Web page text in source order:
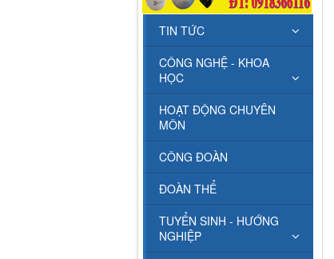
TIN TỨC
CÔNG NGHỆ - KHOA
HỌC
HOẠT ĐỘNG CHUYÊN
MÔN
CÔNG ĐOÀN
ĐOÀN THỂ
TUYỂN SINH - HƯỚNG
NGHIỆP